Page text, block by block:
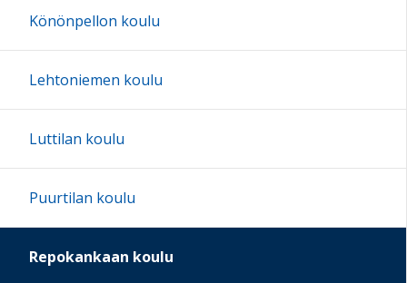
16:00
17:00
18:00
Könönpellon koulu
Lehtoniemen koulu
Luttilan koulu
Puurtilan koulu
Repokankaan koulu